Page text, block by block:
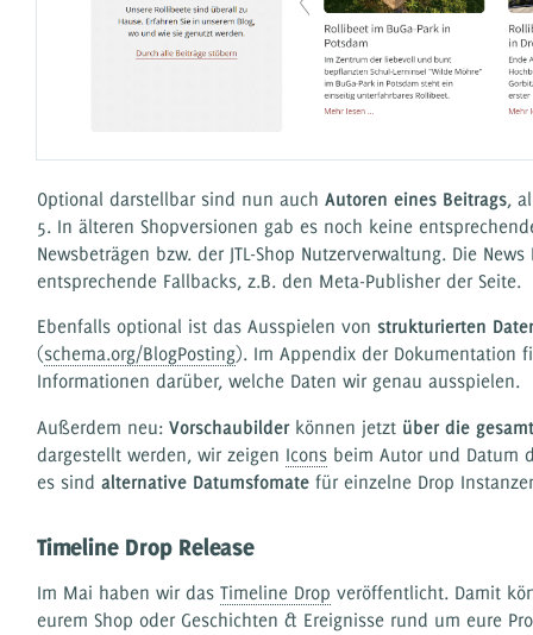
Optional darstellbar sind nun auchAutoren eines Beitrags,
5. In älteren Shopversionen gab es noch keine
Newsbeträgen bzw. der JTL-Shop Nutzerverwaltung. Die
entsprechende Fallbacks, z.B. den Meta-Publisher der Seite.
Ebenfalls optional ist das Ausspielen vonstrukturierten
(schema.org/BlogPosting). Im Appendix der Dokumentation
Informationen darüber, welche Daten wir genau ausspielen.
Außerdem neu:Vorschaubilderkönnen jetzt über die
dargestellt werden, wir zeigen Icons beim Autor und Datum
es sindalternative Datumsfomate für einzelne Drop
Timeline Drop Release
Im Mai haben wir dasTimeline Drop veröffentlicht. Damit
eurem Shop oder Geschichten & Ereignisse rund um eure